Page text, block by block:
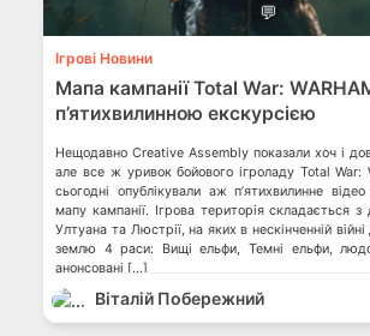
💬
Ігрові Новини
Мапа кампанії Total War:
п’ятихвилинною екскурсією
Нещодавно Creative Assembly показали хоч і
але все ж уривок бойового ігроладу Total War:
сьогодні опублікували аж п’ятихвилинне
мапу кампанії. Ігрова територія складається з
Ултуана та Люстрії, на яких в нескінченній
землю 4 раси: Вищі ельфи, Темні ельфи,
анонсовані […]
Віталій Побережний